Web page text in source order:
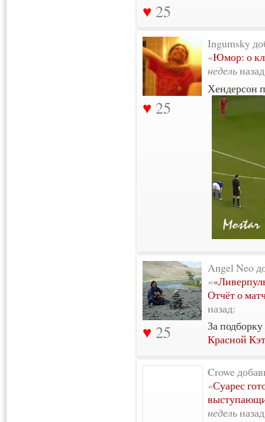
25
25
Ingumsky
«Юмор: о
недель
Хендерсон
25
Angel Neo
«
Отчёт о
назад:
За
Красной Кэт
Crowe
«Суарес
недель